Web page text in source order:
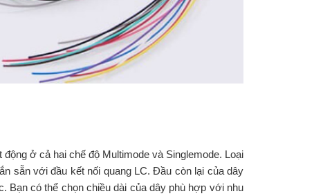
ở cả hai chế độ Multimode và Singlemode. Loại
sẵn với đầu kết nối quang LC. Đầu còn lại của dây
Bạn có thể chọn chiều dài của dây phù hợp với nhu